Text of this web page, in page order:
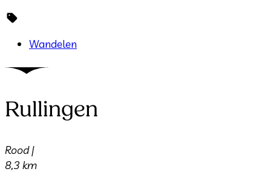
Wandelen
Rullingen
Rood |
8,3 km